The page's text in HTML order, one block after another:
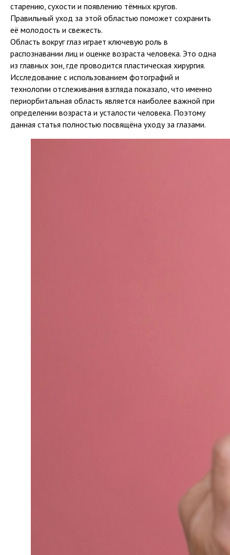
старению, сухости и появлению тёмных кругов.
Правильный уход за этой областью поможет сохранить
её молодость и свежесть.
Область вокруг глаз играет ключевую роль в
распознавании лиц и оценке возраста человека. Это одна
из главных зон, где проводится пластическая хирургия.
Исследование с использованием фотографий и
технологии отслеживания взгляда показало, что именно
периорбитальная область является наиболее важной при
определении возраста и усталости человека. Поэтому
данная статья полностью посвящёна уходу за глазами.